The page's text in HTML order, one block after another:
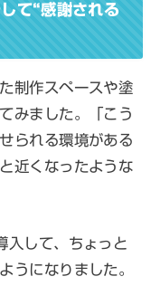
て“感謝される
制作スペースや塗
みました。「こう
られる環境がある
近くなったような
入して、ちょっと
うになりました。